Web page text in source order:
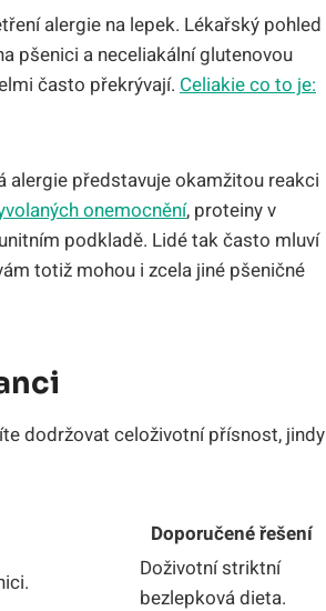
alergie na lepek. Lékařský pohled
pšenici a neceliakální glutenovou
často překrývají. Celiakie co to je:
představuje okamžitou reakci
onemocnění, proteiny v
podkladě. Lidé tak často mluví
totiž mohou i zcela jiné pšeničné
dodržovat celoživotní přísnost, jindy
Doporučené řešení
Doživotní striktní
bezlepková dieta.